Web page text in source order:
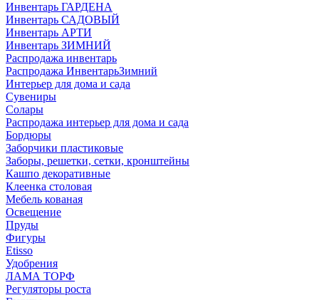
Инвентарь ГАРДЕНА
Инвентарь САДОВЫЙ
Инвентарь АРТИ
Инвентарь ЗИМНИЙ
Распродажа инвентарь
Распродажа ИнвентарьЗимний
Интерьер для дома и сада
Сувениры
Солары
Распродажа интерьер для дома и сада
Бордюры
Заборчики пластиковые
Заборы, решетки, сетки, кронштейны
Кашпо декоративные
Клеенка столовая
Мебель кованая
Освещение
Пруды
Фигуры
Etisso
Удобрения
ЛАМА ТОРФ
Регуляторы роста